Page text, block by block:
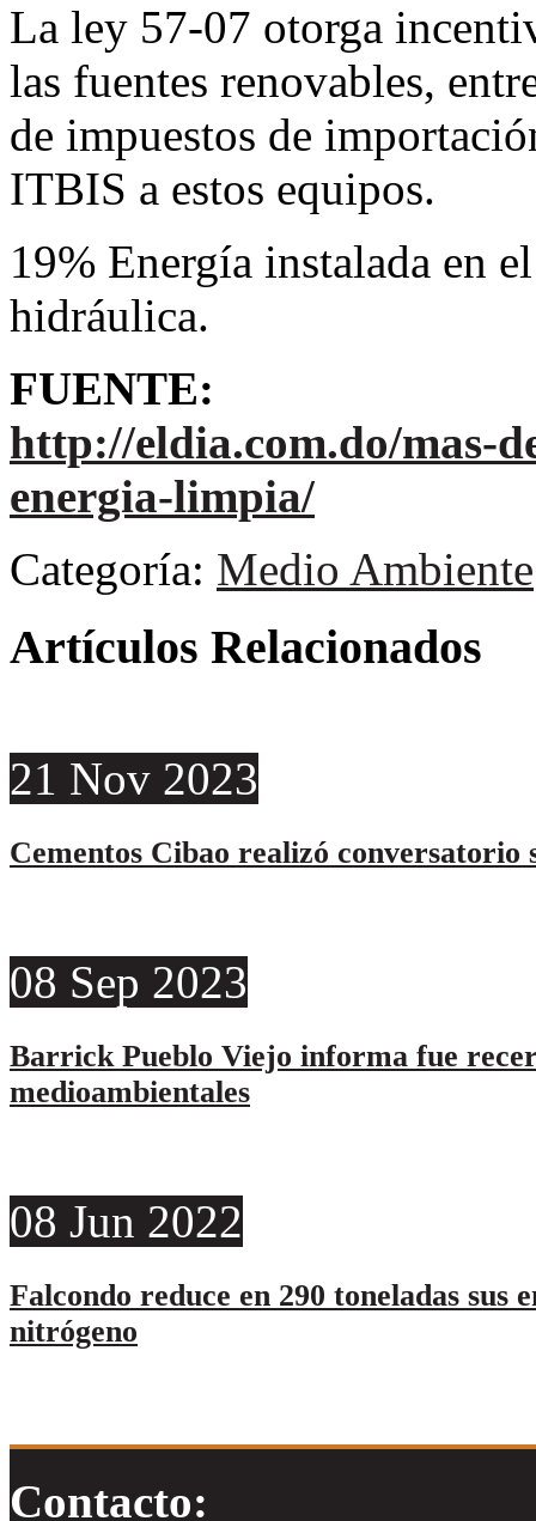
La ley 57-07 otorga
las fuentes renovables,
de impuestos de
ITBIS a estos equipos.
19% Energía instalada en
hidráulica.
FUENTE:
http://eldia.com.do/mas-
energia-limpia/
Categoría: Medio Ambiente
Artículos Relacionados
21 Nov 2023
Cementos Cibao realizó conversatorio
08 Sep 2023
Barrick Pueblo Viejo informa fue
medioambientales
08 Jun 2022
Falcondo reduce en 290 toneladas sus
nitrógeno
Contacto: